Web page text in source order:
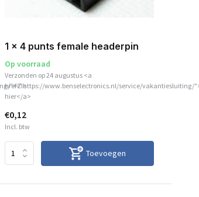
">Zie
1 x 4 punts female headerpin
Op voorraad
Verzonden op 24 augustus <a
href="https://www.benselectronics.nl/service/vakantiesluiting/
hier</a>
€0,12
Incl. btw
Toevoegen